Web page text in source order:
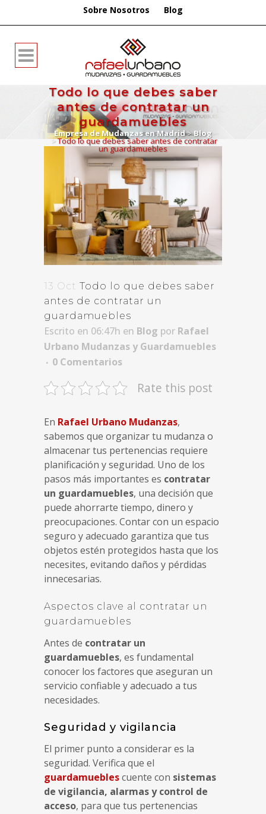
Sobre Nosotros Blog
Todo lo que debes saber
antes de contratar un
guardamuebles
Empresa de Mudanzas en Madrid>Blog
>Todo lo que debes saber antes de contratar
un guardamuebles
13 Oct Todo lo que debes saber
antes de contratar un
guardamuebles
Escrito en 06:47h en Blog por Rafael
Urbano Mudanzas y Guardamuebles
0 Comentarios
Rate this post
En Rafael Urbano Mudanzas,
sabemos que organizar tu mudanza o
almacenar tus pertenencias requiere
planificación y seguridad. Uno de los
pasos más importantes es contratar
un guardamuebles, una decisión que
puede ahorrarte tiempo, dinero y
preocupaciones. Contar con un espacio
seguro y adecuado garantiza que tus
objetos estén protegidos hasta que los
necesites, evitando daños y pérdidas
innecesarias.
Aspectos clave al contratar un
guardamuebles
Antes de contratar un
guardamuebles, es fundamental
conocer los factores que aseguran un
servicio confiable y adecuado a tus
necesidades.
Seguridad y vigilancia
El primer punto a considerar es la
seguridad. Verifica que el
guardamueblescuente con sistemas
de vigilancia, alarmas y control de
acceso, para que tus pertenencias